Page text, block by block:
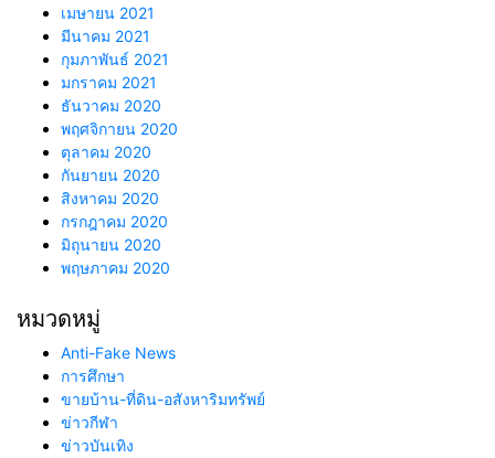
เมษายน 2021
มีนาคม 2021
กุมภาพันธ์ 2021
มกราคม 2021
ธันวาคม 2020
พฤศจิกายน 2020
ตุลาคม 2020
กันยายน 2020
สิงหาคม 2020
กรกฎาคม 2020
มิถุนายน 2020
พฤษภาคม 2020
หมวดหมู่
Anti-Fake News
การศึกษา
ขายบ้าน-ที่ดิน-อสังหาริมทรัพย์
ข่าวกีฬา
ข่าวบันเทิง